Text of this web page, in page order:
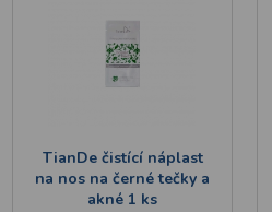
TianDe čistící náplast
na nos na černé tečky a
akné 1 ks